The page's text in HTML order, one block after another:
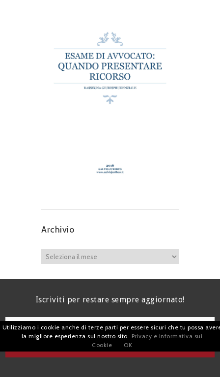
Archivio
Iscriviti per restare sempre aggiornato!
Utilizziamo i cookie anche di terze parti per essere sicuri che tu possa
la migliore esperienza sul nostro sito
Privacy e Informativa sui
Cookie
OK